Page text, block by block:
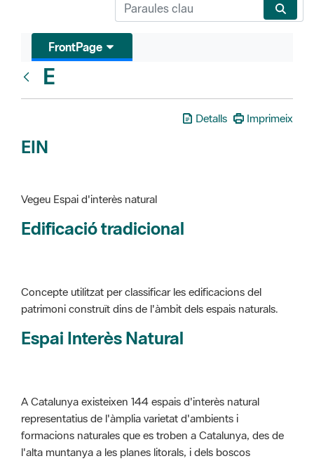
FrontPage
E
Detalls Imprimeix
EIN
Vegeu Espai d'interès natural
Edificació tradicional
Concepte utilitzat per classificar les edificacions del
patrimoni construït dins de l'àmbit dels espais naturals.
Espai Interès Natural
A Catalunya existeixen 144 espais d'interès natural
representatius de l'àmplia varietat d'ambients i
formacions naturales que es troben a Catalunya, des de
l'alta muntanya a les planes litorals, i dels boscos